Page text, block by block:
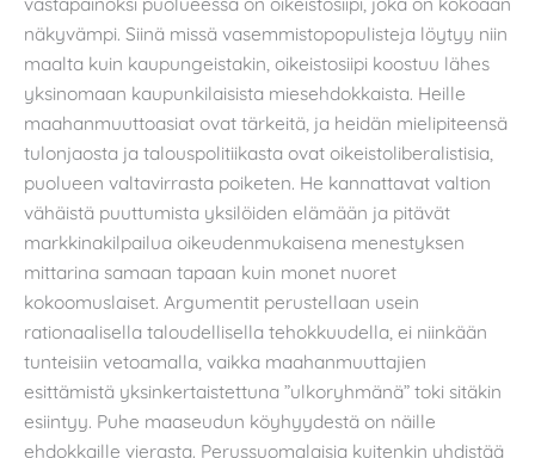
näkyvämpi. Siinä missä vasemmistopopulisteja löytyy niin
maalta kuin kaupungeistakin, oikeistosiipi koostuu lähes
yksinomaan kaupunkilaisista miesehdokkaista. Heille
maahanmuuttoasiat ovat tärkeitä, ja heidän mielipiteensä
tulonjaosta ja talouspolitiikasta ovat oikeistoliberalistisia,
puolueen valtavirrasta poiketen. He kannattavat valtion
vähäistä puuttumista yksilöiden elämään ja pitävät
markkinakilpailua oikeudenmukaisena menestyksen
mittarina samaan tapaan kuin monet nuoret
kokoomuslaiset. Argumentit perustellaan usein
rationaalisella taloudellisella tehokkuudella, ei niinkään
tunteisiin vetoamalla, vaikka maahanmuuttajien
esittämistä yksinkertaistettuna ”ulkoryhmänä” toki sitäkin
esiintyy. Puhe maaseudun köyhyydestä on näille
ehdokkaille vierasta. Perussuomalaisia kuitenkin yhdistää